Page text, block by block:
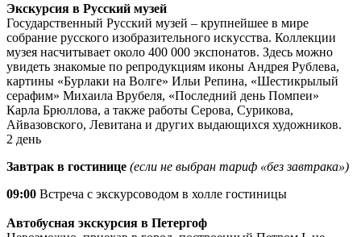
Экскурсия в Русский музей
Государственный Русский музей – крупнейшее в мире
собрание русского изобразительного искусства. Коллекции
музея насчитывает около 400 000 экспонатов. Здесь можно
увидеть знакомые по репродукциям иконы Андрея Рублева,
картины «Бурлаки на Волге» Ильи Репина, «Шестикрылый
серафим» Михаила Врубеля, «Последний день Помпеи»
Карла Брюллова, а также работы Серова, Сурикова,
Айвазовского, Левитана и других выдающихся художников.
2 день
Завтрак в гостинице (если не выбран тариф «без завтрака»)
09:00 Встреча с экскурсоводом в холле гостиницы
Автобусная экскурсия в Петергоф